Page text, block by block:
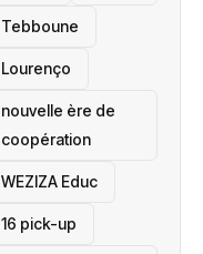
Tebboune
Lourenço
nouvelle ère de
coopération
‎WEZIZA Educ
16 pick-up